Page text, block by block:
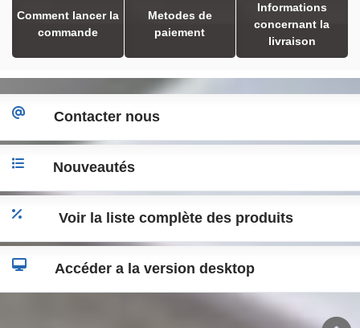
Comment lancer la
commande
Metodes de
paiement
Informations
concernant la
livraison
Contacter nous
Nouveautés
Voir la liste complète des produits
Accéder a la version desktop